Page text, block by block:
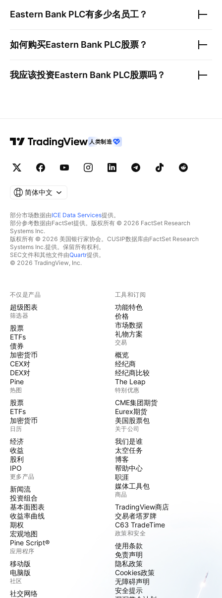
Eastern Bank PLC有多少名员工？
如何购买Eastern Bank PLC股票？
我应该投资Eastern Bank PLC股票吗？
人类制造
简体中文
部分市场数据由ICE Data Services提供。
部分参考数据由FactSet提供。版权所有 © 2026 FactSet Research
Systems Inc.
版权所有 © 2026 美国银行家协会。CUSIP数据库由FactSet Research
Systems Inc.提供。保留所有权利。
SEC文件和其他文件由Quartr提供。
© 2026 TradingView, Inc.
不仅是产品
超级图表
筛选器
股票
ETFs
债券
加密货币
CEX对
DEX对
Pine
热图
股票
ETFs
加密货币
日历
经济
收益
股利
IPO
更多产品
新闻流
投资组合
基本面图表
收益率曲线
期权
宏观地图
Pine Script®
应用程序
移动版
电脑版
社区
社交网络
工具和订阅
功能特色
价格
市场数据
礼物方案
交易
概览
经纪商
经纪商比较
The Leap
特别优惠
CME集团期货
Eurex期货
美国股票包
关于公司
我们是谁
太空任务
博客
帮助中心
职涯
媒体工具包
商品
TradingView商店
交易者塔罗牌
C63 TradeTime
政策和安全
使用条款
免责声明
隐私政策
Cookies政策
无障碍声明
安全提示